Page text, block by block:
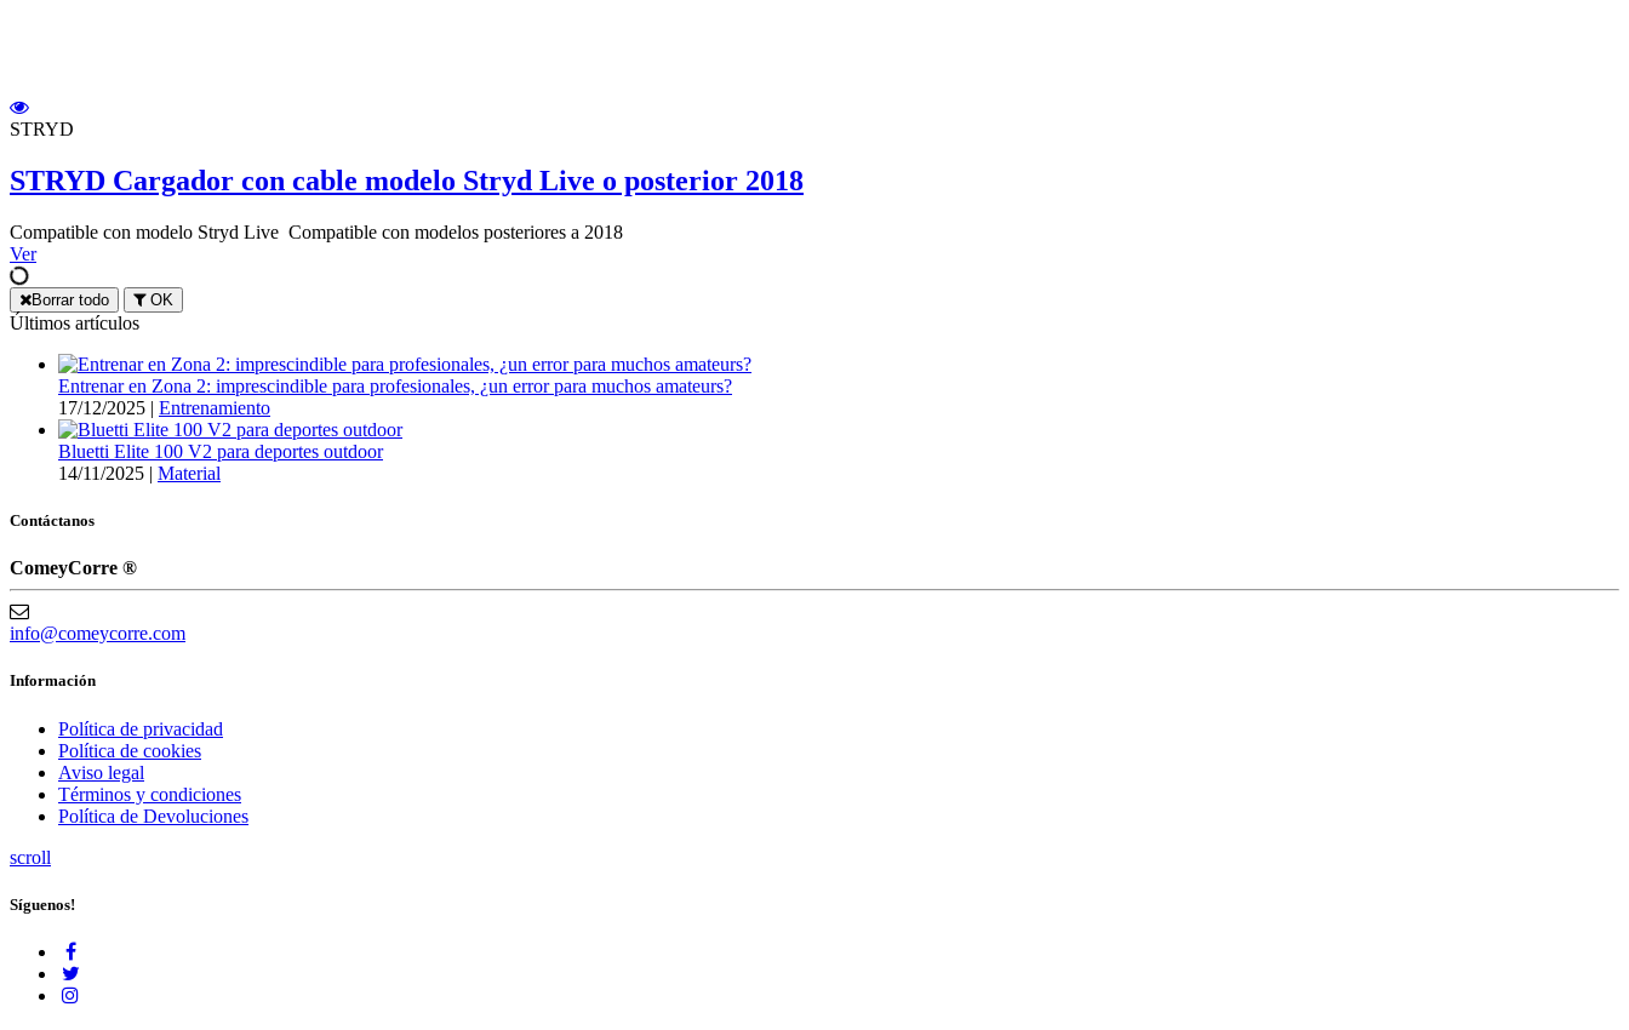
STRYD
STRYD Cargador con cable modelo Stryd Live o posterior 2018
Compatible con modelo Stryd Live Compatible con modelos posteriores a 2018
Ver
Borrar todo OK
Últimos artículos
Entrenar en Zona 2: imprescindible para profesionales, ¿un error para muchos amateurs?
17/12/2025 | Entrenamiento
Bluetti Elite 100 V2 para deportes outdoor
14/11/2025 | Material
Contáctanos
ComeyCorre ®
info@comeycorre.com
Información
Política de privacidad
Política de cookies
Aviso legal
Términos y condiciones
Política de Devoluciones
scroll
Síguenos!